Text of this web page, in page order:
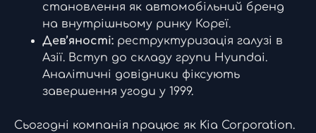
становлення як автомобільний бренд
на внутрішньому ринку Кореї.
Дев’яності: реструктуризація галузі в
Азії. Вступ до складу групи Hyundai.
Аналітичні довідники фіксують
завершення угоди у 1999.
Сьогодні компанія працює як Kia Corporation.